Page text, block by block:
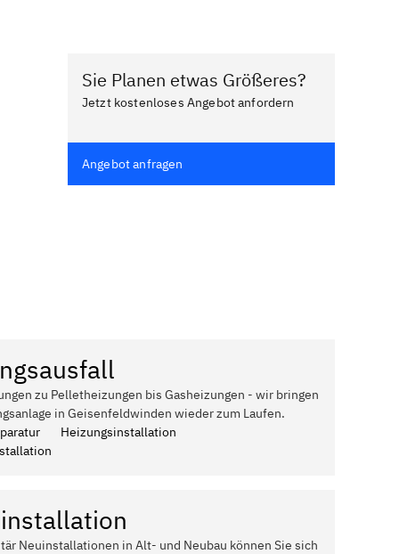
Sie Planen etwas Größeres?
Jetzt kostenloses Angebot anfordern
Angebot anfragen
zu Pelletheizungen bis Gasheizungen - wir bringen
in Geisenfeldwinden wieder zum Laufen.
Heizungsinstallation
Neuinstallationen in Alt- und Neubau können Sie sich